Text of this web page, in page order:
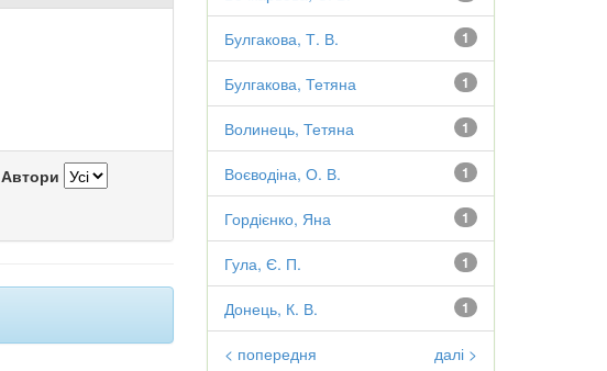
Автори
1
Булгакова, Т. В.
1
Булгакова, Тетяна
1
Волинець, Тетяна
1
Воєводіна, О. В.
1
Гордієнко, Яна
1
Гула, Є. П.
1
Донець, К. В.
< попередня далі >